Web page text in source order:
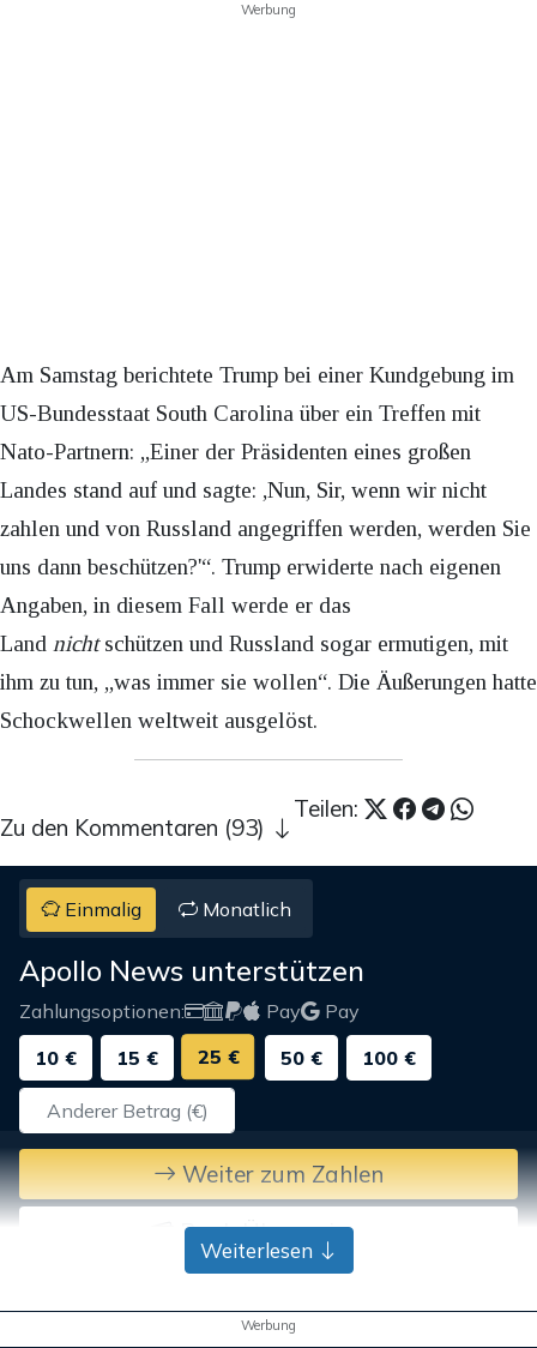
Werbung
Am Samstag berichtete Trump bei einer Kundgebung im
US-Bundesstaat South Carolina über ein Treffen mit
Nato-Partnern: „Einer der Präsidenten eines großen
Landes stand auf und sagte: ,Nun, Sir, wenn wir nicht
zahlen und von Russland angegriffen werden, werden Sie
uns dann beschützen?'“. Trump erwiderte nach eigenen
Angaben, in diesem Fall werde er das
Land nichtschützen und Russland sogar ermutigen, mit
ihm zu tun, „was immer sie wollen“. Die Äußerungen hatte
Schockwellen weltweit ausgelöst.
Teilen:
Zu den Kommentaren (93)
Einmalig Monatlich
Apollo News unterstützen
Zahlungsoptionen: Pay
Pay
10 €
15 € 25 € 50 € 100 €
Weiter zum Zahlen
Bank-Überweisung
Weiterlesen
Werbung